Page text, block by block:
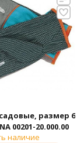
размер 6
00201-20.000.00
наличие